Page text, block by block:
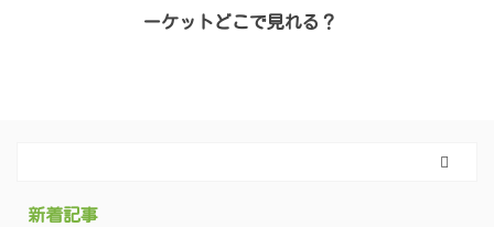
ーケットどこで見れる？
新着記事